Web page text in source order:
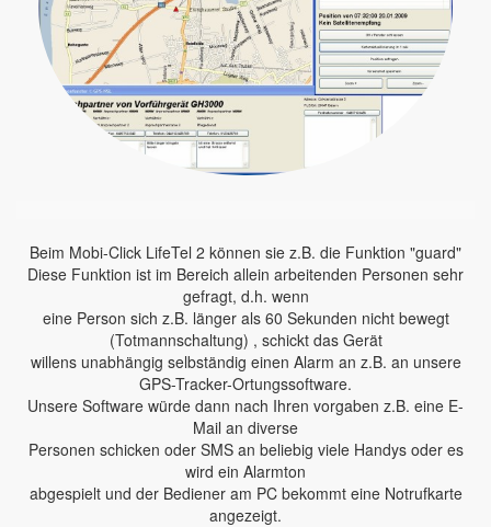
Beim Mobi-Click LifeTel 2 können sie z.B. die Funktion "guard"
Diese Funktion ist im Bereich allein arbeitenden Personen sehr
gefragt, d.h. wenn
eine Person sich z.B. länger als 60 Sekunden nicht bewegt
(Totmannschaltung) , schickt das Gerät
willens unabhängig selbständig einen Alarm an z.B. an unsere
GPS-Tracker-Ortungssoftware.
Unsere Software würde dann nach Ihren vorgaben z.B. eine E-
Mail an diverse
Personen schicken oder SMS an beliebig viele Handys oder es
wird ein Alarmton
abgespielt und der Bediener am PC bekommt eine Notrufkarte
angezeigt.